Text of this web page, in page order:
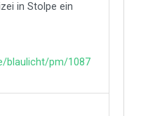
in Stolpe ein
blaulicht/pm/1087